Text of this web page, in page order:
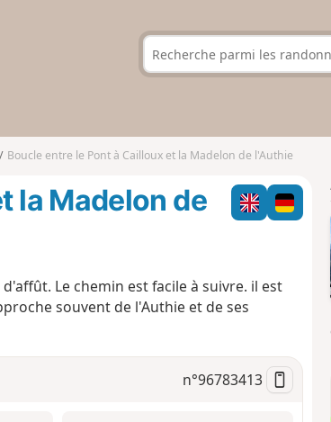
Boucle entre le Pont à Cailloux et la Madelon de l'Authie
la Madelon de
Le chemin est facile à suivre. il est
souvent de l'Authie et de ses
n°96783413